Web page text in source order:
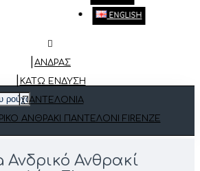
ENGLISH
ΑΝΔΡΑΣ
ΚΆΤΩ ΈΝΔΥΣΗ
ΠΑΝΤΕΛΌΝΙΑ
ΑΝΘΡΑΚΊ ΠΑΝΤΕΛΌΝΙ FIRENZE
Ανδρικό Ανθρακί